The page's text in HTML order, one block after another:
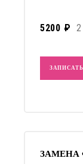
5200 ₽
ЗАМЕНА